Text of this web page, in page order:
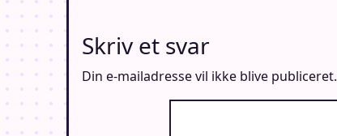
Skriv et svar
Din e-mailadresse vil ikke blive publiceret.